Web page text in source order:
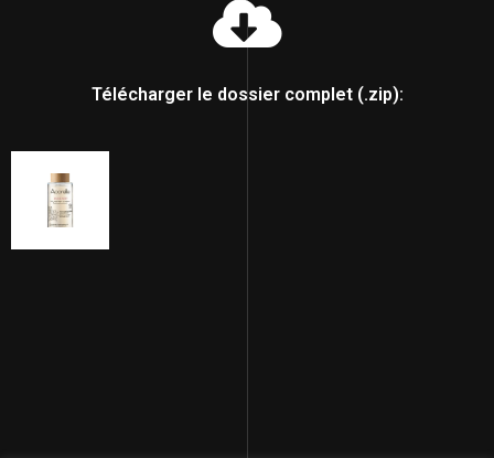
Télécharger le dossier complet (.zip):